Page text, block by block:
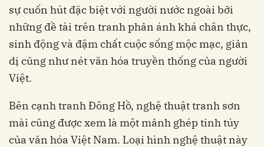
sự cuốn hút đặc biệt với người nước ngoài bởi
những đề tài trên tranh phản ánh khá chân thực,
sinh động và đậm chất cuộc sống mộc mạc, giản
dị cũng như nét văn hóa truyền thống của người
Việt.
Bên cạnh tranh Đông Hồ, nghệ thuật tranh sơn
mài cũng được xem là một mảnh ghép tinh túy
của văn hóa Việt Nam. Loại hình nghệ thuật này